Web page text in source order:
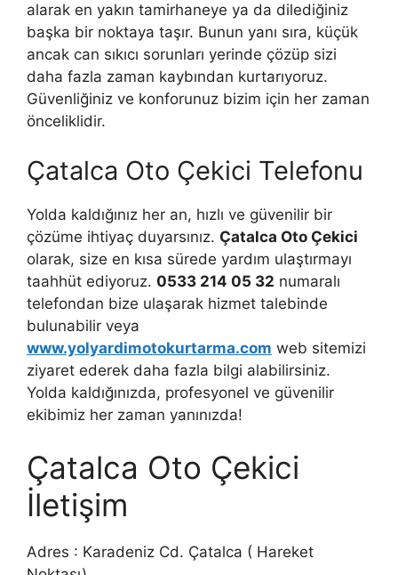
alarak en yakın tamirhaneye ya da dilediğiniz
başka bir noktaya taşır. Bunun yanı sıra, küçük
ancak can sıkıcı sorunları yerinde çözüp sizi
daha fazla zaman kaybından kurtarıyoruz.
Güvenliğiniz ve konforunuz bizim için her zaman
önceliklidir.
Çatalca Oto Çekici Telefonu
Yolda kaldığınız her an, hızlı ve güvenilir bir
çözüme ihtiyaç duyarsınız. Çatalca Oto Çekici
olarak, size en kısa sürede yardım ulaştırmayı
taahhüt ediyoruz. 0533 214 05 32 numaralı
telefondan bize ulaşarak hizmet talebinde
bulunabilir veya
www.yolyardimotokurtarma.com web sitemizi
ziyaret ederek daha fazla bilgi alabilirsiniz.
Yolda kaldığınızda, profesyonel ve güvenilir
ekibimiz her zaman yanınızda!
Çatalca Oto Çekici
İletişim
Adres : Karadeniz Cd. Çatalca ( Hareket